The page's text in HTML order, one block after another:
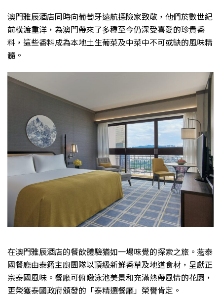
澳門雅辰酒店同時向葡萄牙遠航探險家致敬，他們於數世紀
前橫渡重洋，為澳門帶來了多種至今仍深受喜愛的珍貴香
料，這些香料成為本地土生葡菜及中菜中不可或缺的風味精
髓。
在澳門雅辰酒店的餐飲體驗猶如一場味覺的探索之旅。蘫泰
國餐廳由泰籍主廚團隊以頂級新鮮香草及地道食材，呈獻正
宗泰國風味。餐廳可俯瞰泳池美景和充滿熱帶風情的花園，
更榮獲泰國政府頒發的「泰精選餐廳」榮譽肯定。